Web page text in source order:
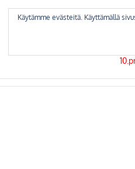
Käytämme evästeitä. Käyttämällä